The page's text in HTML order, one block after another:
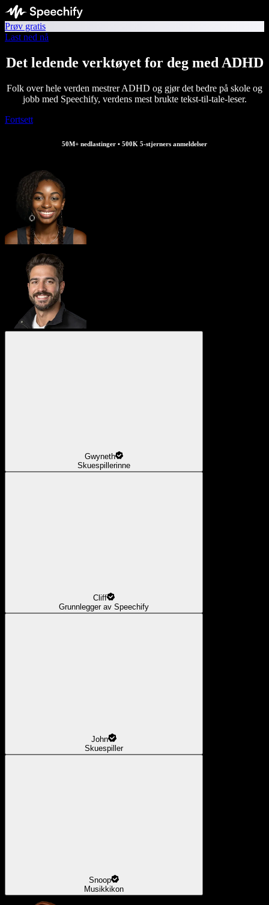
Prøv gratis
Last ned nå
Det ledende verktøyet for deg med ADHD
Folk over hele verden mestrer ADHD og gjør det bedre på skole og
jobb med Speechify, verdens mest brukte tekst‑til‑tale‑leser.
Fortsett
50M+ nedlastinger • 500K 5‑stjerners anmeldelser
Gwyneth
Skuespillerinne
Cliff
Grunnlegger av Speechify
John
Skuespiller
Snoop
Musikkikon